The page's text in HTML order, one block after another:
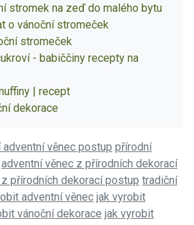
stromek na zeď do malého bytu
o vánoční stromeček
stromeček
- babiččiny recepty na
| recept
dekorace
adventní věnec postup přírodní
adventní věnec z přírodních dekorací
přírodních dekorací postup tradiční
adventní věnec jak vyrobit
vánoční dekorace jak vyrobit